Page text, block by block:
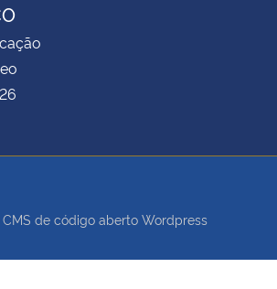
de código aberto Wordpress